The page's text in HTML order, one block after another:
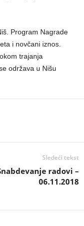
Program Nagrade
i novčani iznos.
trajanja
održava u Nišu
Sledeći tekst
radovi –
06.11.2018